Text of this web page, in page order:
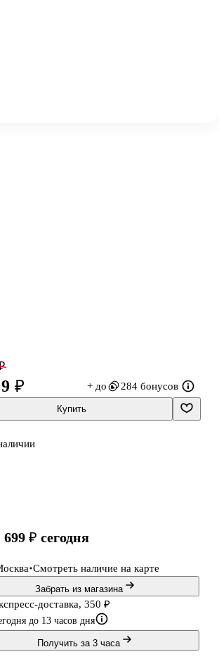
₽ + до 284 бонусов
Купить
699 ₽ сегодня
Смотреть наличие на карте
Забрать из магазина
доставка, 350 ₽
до 13 часов дня
Получить за 3 часа